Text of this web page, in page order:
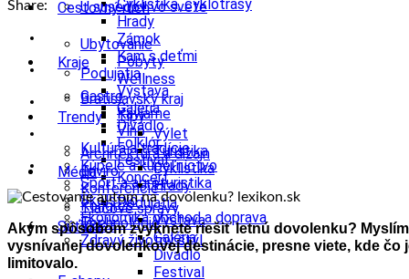
Cyklistika, cyklotrasy
Hrady
Zámok
Kam s deťmi
Podujatia
Výstava
Galéria
Divadlo
Folklór
Festival
Koncert
U susedov vo svete
Cestovný ruch
Ubytovanie
Pobyty
Wellness
Gastro
Kaviarne
Víno
Kultúra a tradície
Kúpele a kúpeľníctvo
Šport a agroturistika
Školstvo
Ekonomika obchod a doprava
Kraje
Bratislavský kraj
Tipy
Výlet
Turistika
Cyklistika
Hrady
Podujatia
Výstava
Galéria
Divadlo
Festival
Trendy
Architektúra a dizajn
Enviro
Konferencie
Kongres
Technológie
Zdravý životný štýl
Médiá
Tlačové správy
Videá
Súťaže
Share:
Akým spôsobom zvyknete riešiť letnú dovolenku?
vysnívanej dovolenkovej destinácie, presne viete, kde
limitovalo.